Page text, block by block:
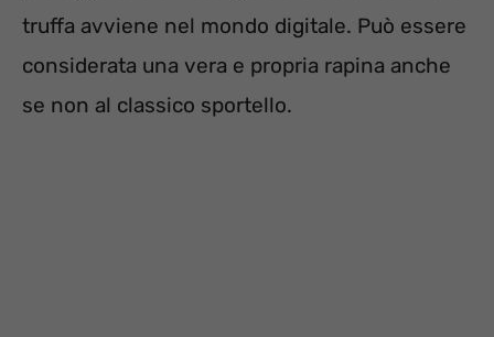
truffa avviene nel mondo digitale. Può essere
considerata una vera e propria rapina anche
se non al classico sportello.